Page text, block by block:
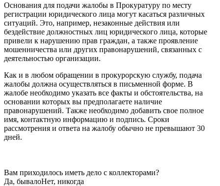
Основания для подачи жалобы в Прокуратуру по месту
регистрации юридического лица могут касаться различных
ситуаций. Это, например, незаконные действия или
бездействие должностных лиц юридического лица, которые
привели к нарушению прав граждан, а также проявление
мошенничества или других правонарушений, связанных с
деятельностью организации.
Как и в любом обращении в прокурорскую службу, подача
жалобы должна осуществляться в письменной форме. В
жалобе необходимо указать все факты и обстоятельства, на
основании которых вы предполагаете наличие
правонарушений. Также необходимо добавить свое полное
имя, контактную информацию и подпись. Сроки
рассмотрения и ответа на жалобу обычно не превышают 30
дней.
Вам приходилось иметь дело с коллекторами?
Да, бывалоНет, никогда